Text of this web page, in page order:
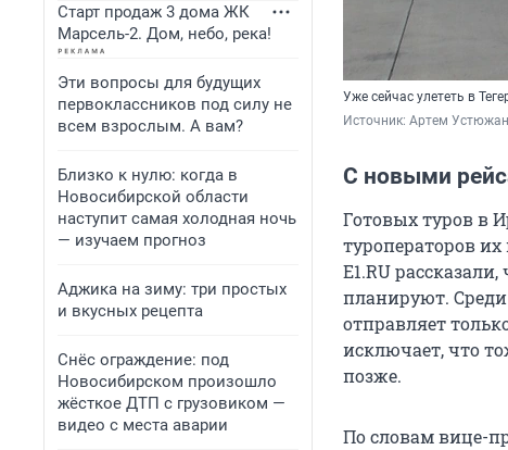
Старт продаж 3 дома ЖК
Марсель-2. Дом, небо, река!
Эти вопросы для будущих
первоклассников под силу не
всем взрослым. А вам?
Близко к нулю: когда в
Новосибирской области
наступит самая холодная ночь
— изучаем прогноз
Аджика на зиму: три простых
и вкусных рецепта
Снёс ограждение: под
Новосибирском произошло
жёсткое ДТП с грузовиком —
видео с места аварии
Уже сейчас улететь в
Источник: Артем
С новыми
Готовых туров в
туроператоров
E1.RU
планируют.
отправляет
исключает, что
позже.
По словам вице-